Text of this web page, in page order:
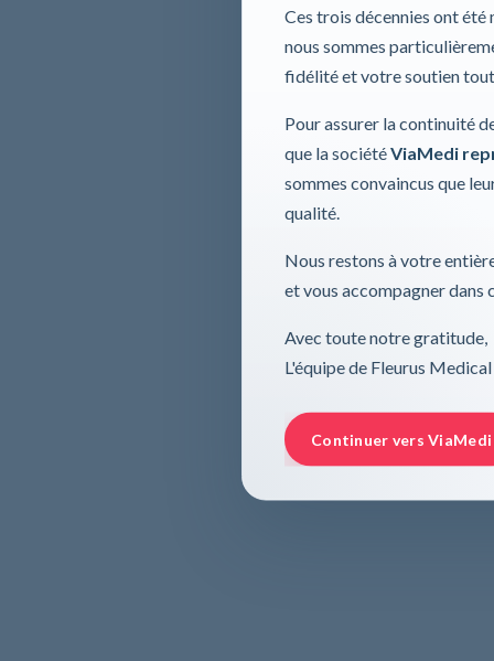
Ces trois décennies ont
nous sommes
fidélité et votre soutien
Pour assurer la continuité
que la sociétéViaMedi
sommes convaincus que
qualité.
Nous restons à votre
et vous accompagner dans
Avec toute notre gratitude,
L'équipe de Fleurus Medical
Continuer vers ViaMedi